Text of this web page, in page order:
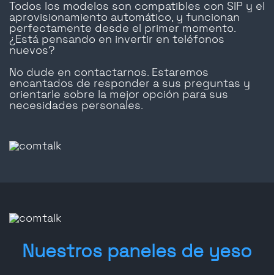
Todos los modelos son compatibles con SIP y el
aprovisionamiento automático, y funcionan
perfectamente desde el primer momento.
¿Está pensando en invertir en teléfonos
nuevos?
No dude en contactarnos. Estaremos
encantados de responder a sus preguntas y
orientarle sobre la mejor opción para sus
necesidades personales.
Nuestros paneles de yeso